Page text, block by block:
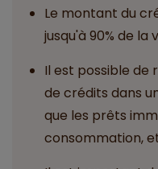
Le montant du
jusqu'à 90% de la
Il est possible
de crédits dans
que les prêts
consommation,